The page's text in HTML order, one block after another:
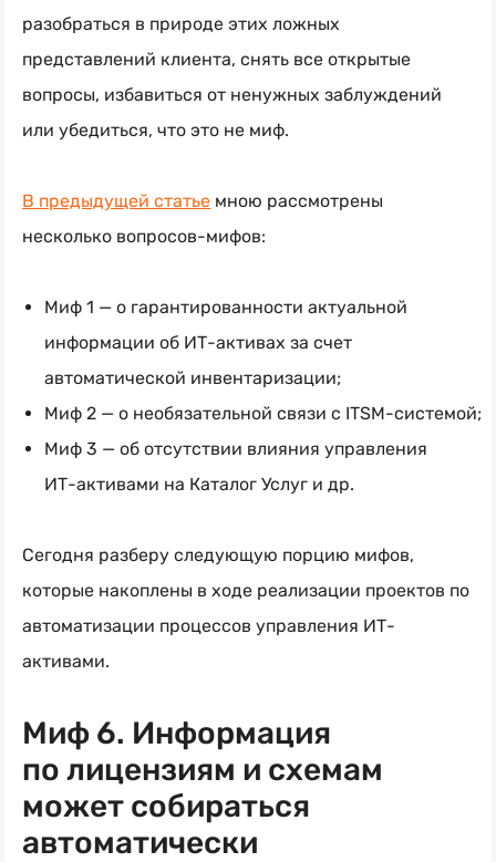
разобраться в природе этих ложных
представлений клиента, снять все открытые
вопросы, избавиться от ненужных заблуждений
или убедиться, что это не миф.
В предыдущей статье мною рассмотрены
несколько вопросов-мифов:
Миф 1 — о гарантированности актуальной
информации об ИТ-активах за счет
автоматической инвентаризации;
Миф 2 — о необязательной связи с ITSM-системой;
Миф 3 — об отсутствии влияния управления
ИТ-активами на Каталог Услуг и др.
Сегодня разберу следующую порцию мифов,
которые накоплены в ходе реализации проектов по
автоматизации процессов управления ИТ-
активами.
Миф 6. Информация
по лицензиям и схемам
может собираться
автоматически